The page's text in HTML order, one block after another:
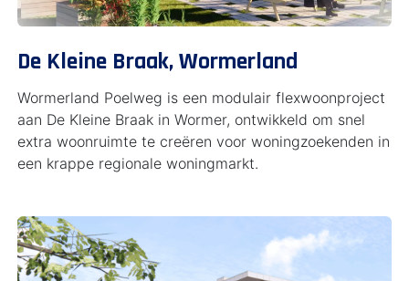
De Kleine Braak, Wormerland
Wormerland Poelweg is een modulair flexwoonproject
aan De Kleine Braak in Wormer, ontwikkeld om snel
extra woonruimte te creëren voor woningzoekenden in
een krappe regionale woningmarkt.